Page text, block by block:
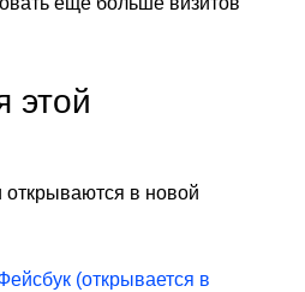
этой
в новой
(открывается в